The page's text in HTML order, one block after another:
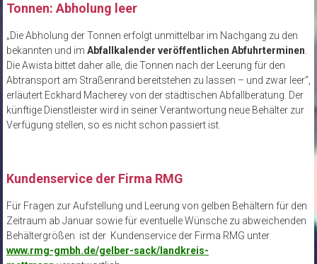
Tonnen: Abholung leer
„Die Abholung der Tonnen erfolgt unmittelbar im Nachgang zu den
bekannten und im Abfallkalender veröffentlichen Abfuhrterminen.
Die Awista bittet daher alle, die Tonnen nach der Leerung für den
Abtransport am Straßenrand bereitstehen zu lassen – und zwar leer“,
erläutert Eckhard Macherey von der städtischen Abfallberatung. Der
künftige Dienstleister wird in seiner Verantwortung neue Behälter zur
Verfügung stellen, so es nicht schon passiert ist.
Kundenservice der Firma RMG
Für Fragen zur Aufstellung und Leerung von gelben Behältern für den
Zeitraum ab Januar sowie für eventuelle Wünsche zu abweichenden
Behältergrößen ist der Kundenservice der Firma RMG unter
www.rmg-gmbh.de/gelber-sack/landkreis-